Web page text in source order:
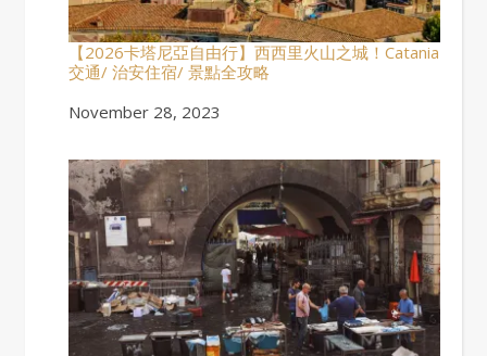
【2026卡塔尼亞自由行】西西里火山之城！Catania
交通/ 治安住宿/ 景點全攻略
Date
November 28, 2023